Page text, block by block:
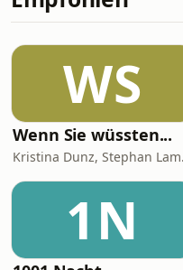
entspannen und
Team, Ball, To
Goal, Strong,
dance, Fr
WS
Wenn Sie wüssten...
1N